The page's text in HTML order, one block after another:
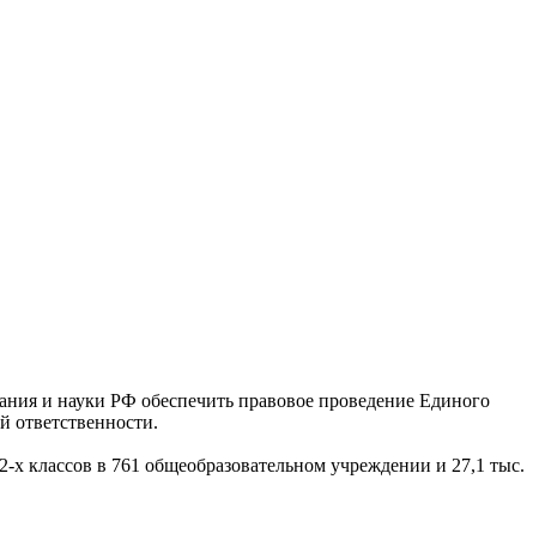
и науки РФ обеспечить правовое проведение Единого
ответственности.
классов в 761 общеобразовательном учреждении и 27,1 тыс.